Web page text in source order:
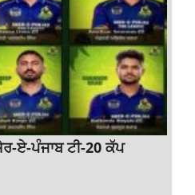
ਏ-ਪੰਜਾਬ ਟੀ-20 ਕੱਪ